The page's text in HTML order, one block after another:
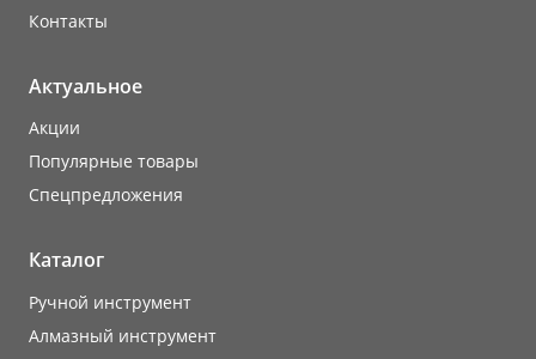
Контакты
Актуальное
Акции
Популярные товары
Cпецпредложения
Каталог
Ручной инструмент
Алмазный инструмент